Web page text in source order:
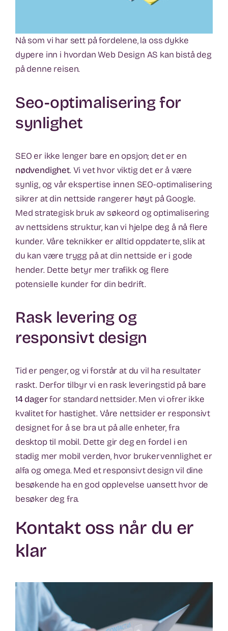
Nå som vi har sett på fordelene, la oss dykke
dypere inn i hvordan Web Design AS kan bistå deg
på denne reisen.
Seo-optimalisering for
synlighet
SEO er ikke lenger bare en opsjon; det er en
nødvendighet. Vi vet hvor viktig det er å være
synlig, og vår ekspertise innen SEO-optimalisering
sikrer at din nettside rangerer høyt på Google.
Med strategisk bruk av søkeord og optimalisering
av nettsidens struktur, kan vi hjelpe deg å nå flere
kunder. Våre teknikker er alltid oppdaterte, slik at
du kan være trygg på at din nettside er i gode
hender. Dette betyr mer trafikk og flere
potensielle kunder for din bedrift.
Rask levering og
responsivt design
Tid er penger, og vi forstår at du vil ha resultater
raskt. Derfor tilbyr vi en rask leveringstid på bare
14 dagerfor standard nettsider. Men vi ofrer ikke
kvalitet for hastighet. Våre nettsider er responsivt
designet for å se bra ut på alle enheter, fra
desktop til mobil. Dette gir deg en fordel i en
stadig mer mobil verden, hvor brukervennlighet er
alfa og omega. Med et responsivt design vil dine
besøkende ha en god opplevelse uansett hvor de
besøker deg fra.
Kontakt oss når du er
klar